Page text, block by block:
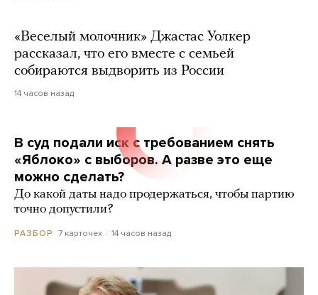
«Веселый молочник» Джастас Уолкер
рассказал, что его вместе с семьей
собираются выдворить из России
14 часов назад
В суд подали иск с требованием снять
«Яблоко» с выборов. А разве это еще
можно сделать?
До какой даты надо продержаться, чтобы партию
точно допустили?
РАЗБОР 7 карточек 14 часов назад